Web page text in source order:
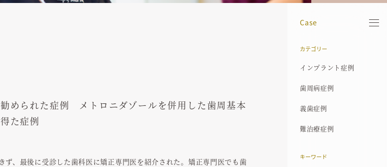
められた症例 メトロニダゾールを併用した歯周基本
た症例
、最後に受診した歯科医に矯正専門医を紹介された。矯正専門医でも歯
Case
カテゴリー
インプラント症例
歯周病症例
義歯症例
難治療症例
キーワード
当院について
コンセプト
その他基本方針
プライバシーポリシー
院長紹介
保有資格
経歴
代表的な受賞歴
所属学会
医院案内
院内ギャラリー
診療機器
歯科用X線CT
マイクロスコープ
SimPlant
治療の流れ
医療費控除について
歯周病治療
インプラント
歯周組織再生誘導療法
エムドゲイン
審美歯科
インプラント症例
歯周病症例
義歯症例
難治療症例
アクセス
お知らせ
ブログ